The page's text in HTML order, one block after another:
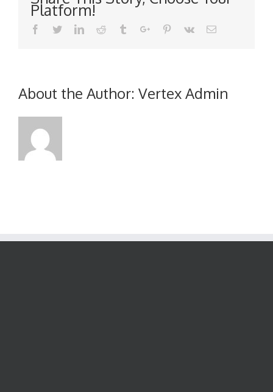
Platform!
Facebook
TwitterLinkedinReddit TumblrGoogle+Pinterest
Vk Email
About the Author: Vertex Admin